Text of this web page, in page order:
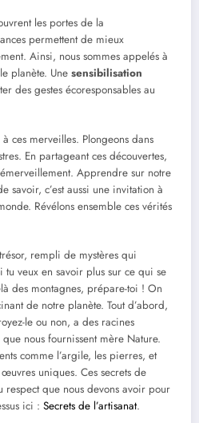
les portes de la
permettent de mieux
Ainsi, nous sommes appelés à
planète. Une sensibilisation
des gestes écoresponsables au
ces merveilles. Plongeons dans
En partageant ces découvertes,
Apprendre sur notre
savoir, c’est aussi une invitation à
Révélons ensemble ces vérités
rempli de mystères qui
tu veux en savoir plus sur ce qui se
des montagnes, prépare-toi ! On
de notre planète. Tout d’abord,
le ou non, a des racines
nous fournissent mère Nature.
comme l’argile, les pierres, et
uniques. Ces secrets de
respect que nous devons avoir pour
ici : Secrets de l’artisanat.